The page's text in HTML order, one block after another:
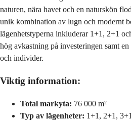
naturen, nära havet och en naturskön
unik kombination av lugn och modernt
lägenhetstyperna inkluderar 1+1, 2+1
hög avkastning på investeringen samt
och individer.
Viktig information:
Total markyta: 76 000 m²
Typ av lägenheter: 1+1, 2+1,